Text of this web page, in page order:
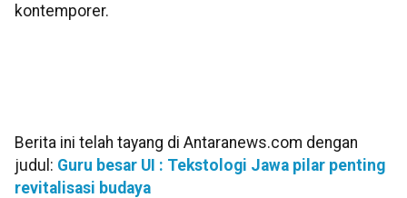
kontemporer.
Berita ini telah tayang di Antaranews.com dengan
judul: Guru besar UI : Tekstologi Jawa pilar penting
revitalisasi budaya